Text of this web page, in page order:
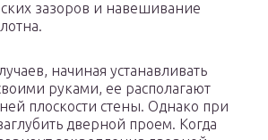
зазоров и навешивание
начиная устанавливать
руками, ее располагают
плоскости стены. Однако при
дверной проем. Когда